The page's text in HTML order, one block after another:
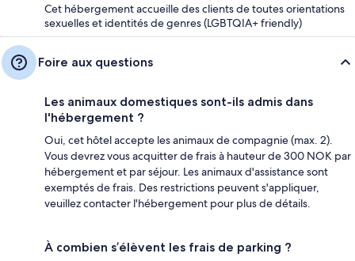
Cet hébergement accueille des clients de toutes orientations
sexuelles et identités de genres (LGBTQIA+ friendly)
Foire aux questions
Les animaux domestiques sont-ils admis dans
l'hébergement ?
Oui, cet hôtel accepte les animaux de compagnie (max. 2).
Vous devrez vous acquitter de frais à hauteur de 300 NOK par
hébergement et par séjour. Les animaux d'assistance sont
exemptés de frais. Des restrictions peuvent s'appliquer,
veuillez contacter l'hébergement pour plus de détails.
À combien s’élèvent les frais de parking ?